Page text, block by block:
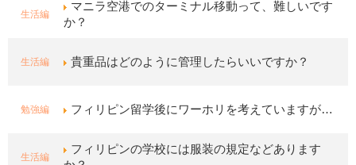
生活編
マニラ空港でのターミナル移動って、難しいです
か？
生活編 貴重品はどのように管理したらいいですか？
勉強編 フィリピン留学後にワーホリを考えていますが…
生活編
フィリピンの学校には服装の規定などあります